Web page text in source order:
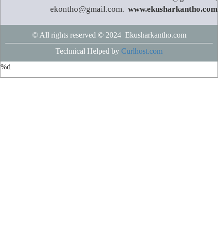
ekontho@gmail.com. www.ekusharkantho.com
© All rights reserved © 2024 Ekusharkantho.com
Technical Helped by Curlhost.com
%d